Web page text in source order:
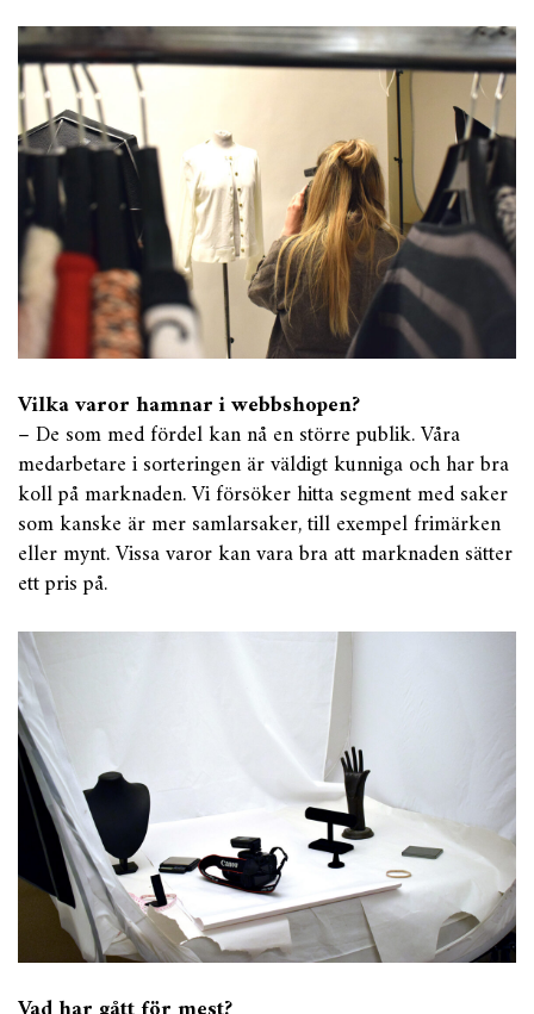
Vilka varor hamnar i webbshopen?
– De som med fördel kan nå en större publik. Våra
medarbetare i sorteringen är väldigt kunniga och har bra
koll på marknaden. Vi försöker hitta segment med saker
som kanske är mer samlarsaker, till exempel frimärken
eller mynt. Vissa varor kan vara bra att marknaden sätter
ett pris på.